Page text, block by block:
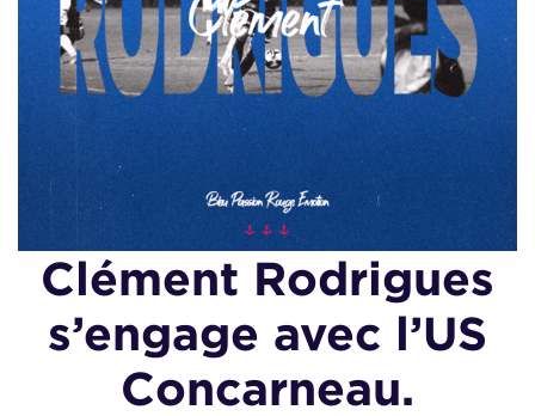
Clément Rodrigues
s’engage avec l’US
Concarneau.